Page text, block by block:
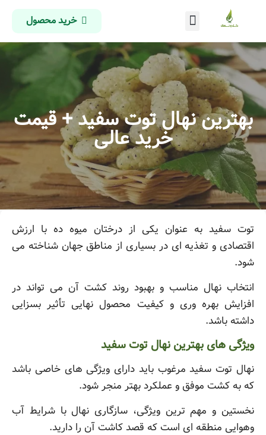
خرید محصول
بهترین نهال توت سفید + قیمت
خرید عالی
توت سفید به عنوان یکی از درختان میوه ده با ارزش
اقتصادی و تغذیه ای در بسیاری از مناطق جهان شناخته می
شود.
انتخاب نهال مناسب و بهبود روند کشت آن می تواند در
افزایش بهره وری و کیفیت محصول نهایی تأثیر بسزایی
داشته باشد.
ویژگی های بهترین نهال توت سفید
نهال توت سفید مرغوب باید دارای ویژگی های خاصی باشد
که به کشت موفق و عملکرد بهتر منجر شود.
نخستین و مهم ترین ویژگی، سازگاری نهال با شرایط آب
وهوایی منطقه ای است که قصد کاشت آن را دارید.